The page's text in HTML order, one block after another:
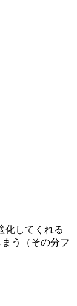
化してくれる
う（その分フ